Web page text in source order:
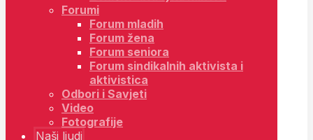
Forumi
Forum mladih
Forum žena
Forum seniora
Forum sindikalnih aktivista i
aktivistica
Odbori i Savjeti
Video
Fotografije
Naši ljudi